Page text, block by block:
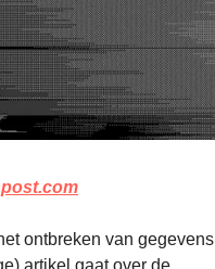
ontbreken van gegevens